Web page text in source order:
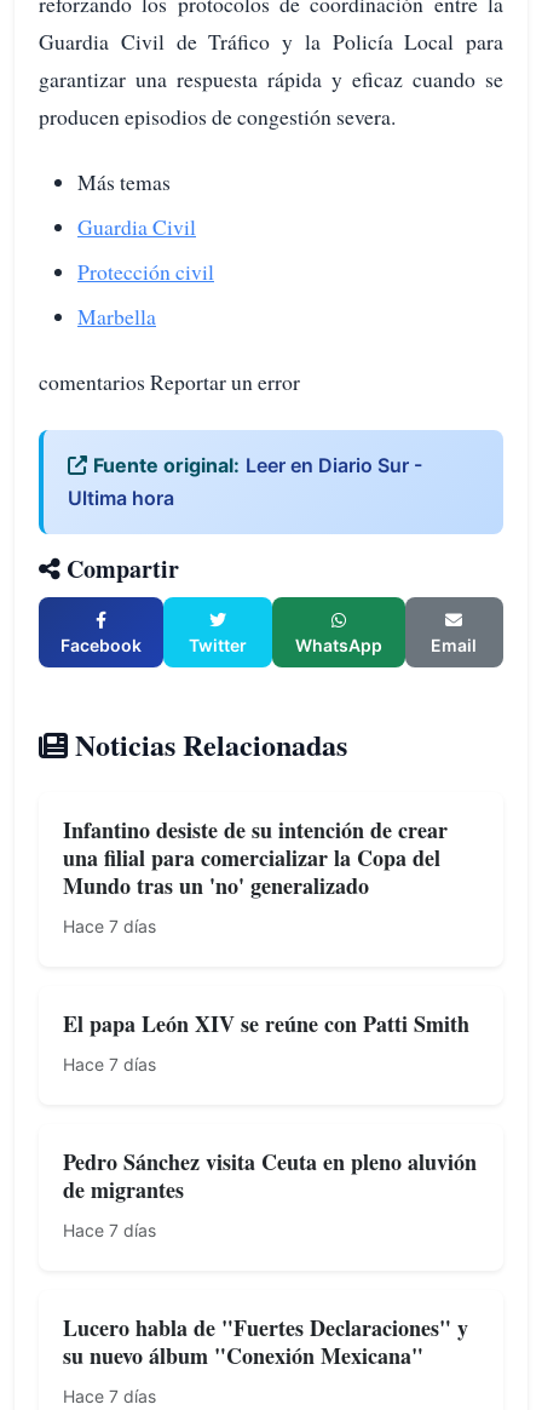
Guardia Civil de Tráfico y la Policía Local para
garantizar una respuesta rápida y eficaz cuando se
producen episodios de congestión severa.
Más temas
Guardia Civil
Protección civil
Marbella
comentarios Reportar un error
Fuente original: Leer en Diario Sur -
Ultima hora
Compartir
Facebook Twitter WhatsApp Email
Noticias Relacionadas
Infantino desiste de su intención de crear
una filial para comercializar la Copa del
Mundo tras un 'no' generalizado
Hace 7 días
El papa León XIV se reúne con Patti Smith
Hace 7 días
Pedro Sánchez visita Ceuta en pleno aluvión
de migrantes
Hace 7 días
Lucero habla de "Fuertes Declaraciones" y
su nuevo álbum "Conexión Mexicana"
Hace 7 días